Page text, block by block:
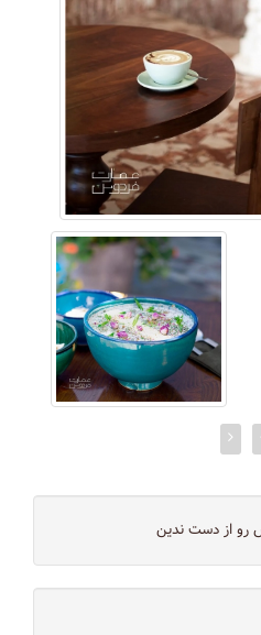
رو از دست ندین